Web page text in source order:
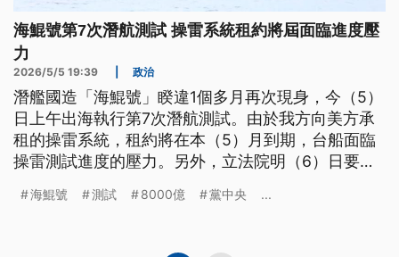
海鯤號第7次潛航測試 操雷系統租約將屆面臨進度壓
力
2026/5/5 19:39 政治
潛艦國造「海鯤號」睽違1個多月再次現身，今（5）
日上午出海執行第7次潛航測試。由於我方向美方承
租的操雷系統，租約將在本（5）月到期，台船面臨
操雷測試進度的壓力。另外，立法院明（6）日要針
自家卻有2版本。國民黨主席鄭麗文強調，多數人支
海鯤號 測試 8000億 黨中央 ...